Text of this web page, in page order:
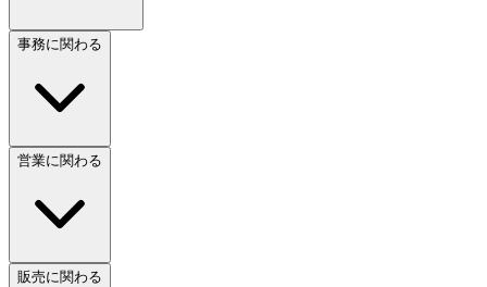
事務に関わる
営業に関わる
販売に関わる